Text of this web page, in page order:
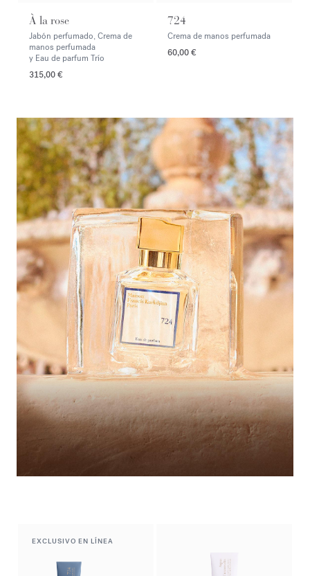
À la rose
Jabón perfumado, Crema de
manos perfumada
y Eau de parfum Trío
315,00 €
724
Crema de manos perfumada
60,00 €
<p><span style="color:#ffffff;">Descubrir la selección</span></p>
EXCLUSIVO EN LÍNEA